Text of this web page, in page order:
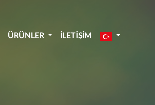
ÜRÜNLER İLETIŞIM